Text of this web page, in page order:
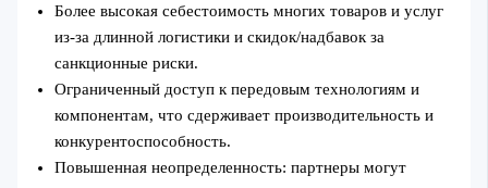
Более высокая себестоимость многих товаров и услуг
из‑за длинной логистики и скидок/надбавок за
санкционные риски.
Ограниченный доступ к передовым технологиям и
компонентам, что сдерживает производительность и
конкурентоспособность.
Повышенная неопределенность: партнеры могут